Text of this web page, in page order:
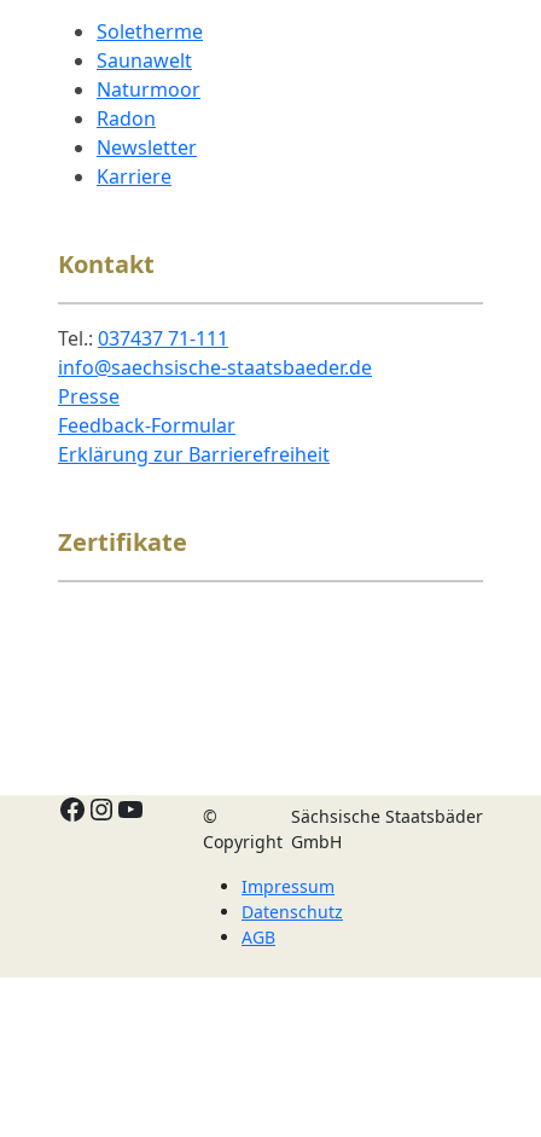
Soletherme
Saunawelt
Naturmoor
Radon
Newsletter
Karriere
Kontakt
Tel.: 037437 71-111
info@saechsische-staatsbaeder.de
Presse
Feedback-Formular
Erklärung zur Barrierefreiheit
Zertifikate
Facebook
Instagram
YouTube
©
Copyright
Sächsische Staatsbäder
GmbH
Impressum
Datenschutz
AGB